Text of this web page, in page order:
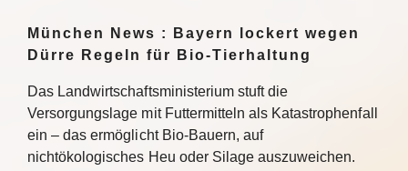
München News : Bayern lockert wegen
Dürre Regeln für Bio-Tierhaltung
Das Landwirtschaftsministerium stuft die
Versorgungslage mit Futtermitteln als Katastrophenfall
ein – das ermöglicht Bio-Bauern, auf
nichtökologisches Heu oder Silage auszuweichen.